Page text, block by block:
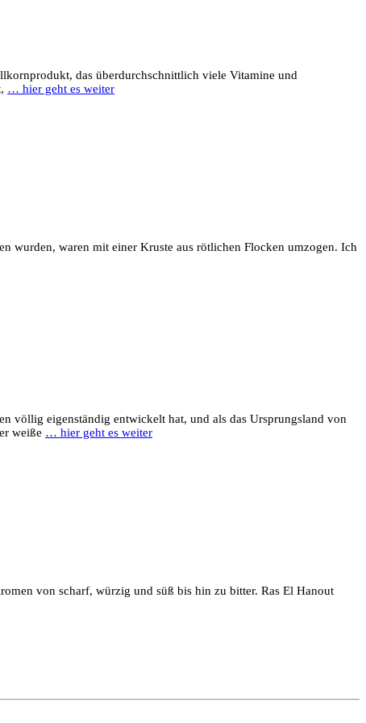
das überdurchschnittlich viele Vitamine und
… hier geht es weiter
wurden, waren mit einer Kruste aus rötlichen Flocken umzogen. Ich
völlig eigenständig entwickelt hat, und als das Ursprungsland von
weiße … hier geht es weiter
von scharf, würzig und süß bis hin zu bitter. Ras El Hanout